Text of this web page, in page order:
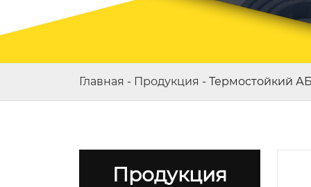
Главная - Продукция - Термостойкий
Продукция